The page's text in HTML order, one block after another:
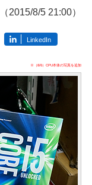
（2015/8/5 21:00）
LinkedIn
※（8/6）CPU本体の写真を追加